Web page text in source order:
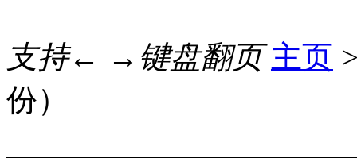
支持← →键盘翻页 主页
份）